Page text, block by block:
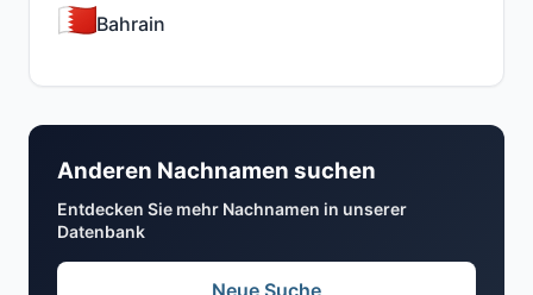
Bahrain
Anderen Nachnamen suchen
Entdecken Sie mehr Nachnamen in unserer
Datenbank
Neue Suche